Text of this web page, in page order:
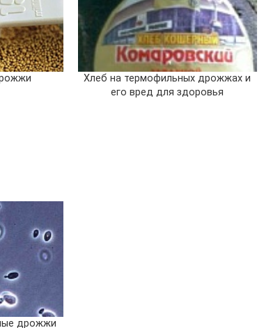
Хлеб на термофильных дрожжах и
его вред для здоровья
дрожжи